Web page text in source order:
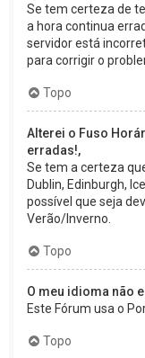
Se tem certeza de
a hora continua
servidor está
para corrigir o
Topo
Alterei o Fuso
erradas!,
Se tem a certeza
Dublin, Edinburgh,
possível que seja
Verão/Inverno.
Topo
O meu idioma não
Este Fórum usa o
Topo